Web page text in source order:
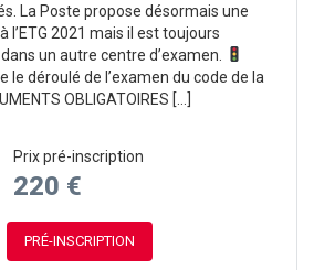
La Poste propose désormais une
l’ETG 2021 mais il est toujours
un autre centre d’examen.
le déroulé de l’examen du code de la
OBLIGATOIRES […]
Prix pré-inscription
220 €
PRÉ-INSCRIPTION